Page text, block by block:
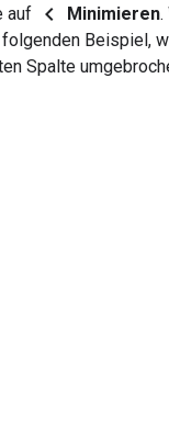
auf
chevron_left Minimieren.
Beispiel,
Spalte